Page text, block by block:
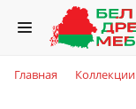
Главная Коллекции